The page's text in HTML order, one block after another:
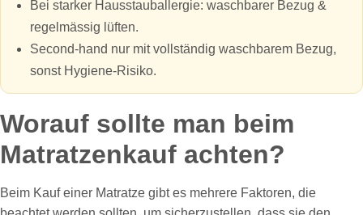
Bei starker Hausstauballergie: waschbarer Bezug &
regelmässig lüften.
Second-hand nur mit vollständig waschbarem Bezug,
sonst Hygiene-Risiko.
Worauf sollte man beim
Matratzenkauf achten?
Beim Kauf einer Matratze gibt es mehrere Faktoren, die